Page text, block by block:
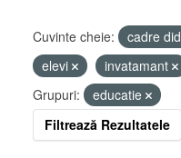
Cuvinte cheie: cadre
elevi
invatamant
Grupuri:
educatie
Filtrează Rezultatele